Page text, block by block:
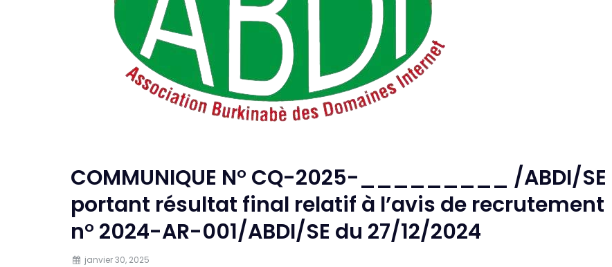
COMMUNIQUE N° CQ-2025-_________ /ABDI/SE
portant résultat final relatif à l’avis de recrutement
n° 2024-AR-001/ABDI/SE du 27/12/2024
janvier 30, 2025